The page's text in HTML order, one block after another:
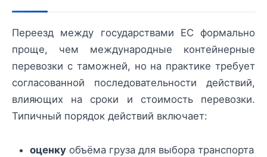
Переезд между государствами ЕС формально
проще, чем международные контейнерные
перевозки с таможней, но на практике требует
согласованной последовательности действий,
влияющих на сроки и стоимость перевозки.
Типичный порядок действий включает:
оценку объёма груза для выбора транспорта